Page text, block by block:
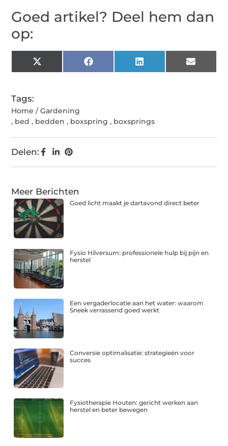
Goed artikel? Deel hem dan
op:
X
(Twitter)
Facebook LinkedIn Email
Tags:
Home / Gardening
, bed , bedden , boxspring , boxsprings
Delen:
Meer Berichten
Goed licht maakt je dartavond direct beter
Fysio Hilversum: professionele hulp bij pijn en
herstel
Een vergaderlocatie aan het water: waarom
Sneek verrassend goed werkt
Conversie optimalisatie: strategieën voor
succes
Fysiotherapie Houten: gericht werken aan
herstel en beter bewegen